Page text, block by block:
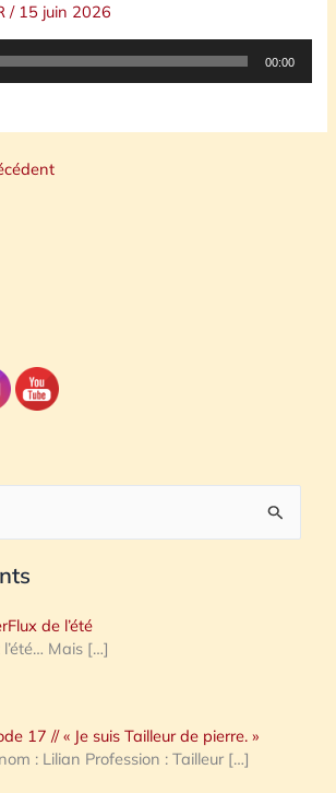
/ 15 juin 2026
00:00
de l’été
l’été… Mais […]
17 // « Je suis Tailleur de pierre. »
: Lilian Profession : Tailleur […]